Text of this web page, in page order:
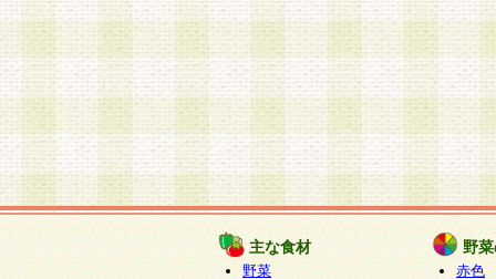
主な食材
野菜
野
赤色